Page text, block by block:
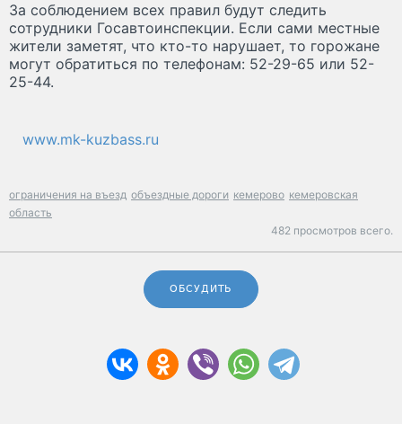
За соблюдением всех правил будут следить
сотрудники Госавтоинспекции. Если сами местные
жители заметят, что кто-то нарушает, то горожане
могут обратиться по телефонам: 52-29-65 или 52-
25-44.
www.mk-kuzbass.ru
ограничения на въезд объездные дороги кемерово кемеровская
область
482 просмотров всего.
ОБСУДИТЬ